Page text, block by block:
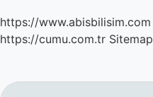
https://www.abisbilisim.com
https://cumu.com.tr Sitemap